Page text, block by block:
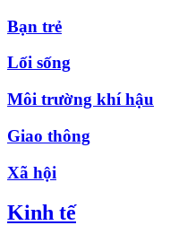
Bạn trẻ
Lối sống
Môi trường khí hậu
Giao thông
Xã hội
Kinh tế